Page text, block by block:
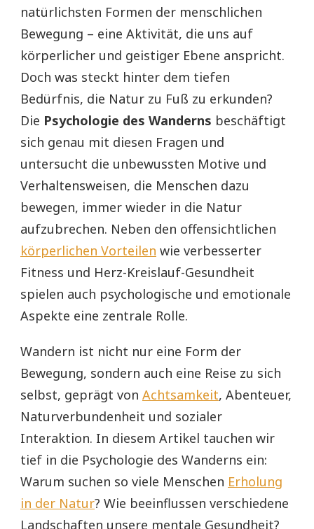
natürlichsten Formen der menschlichen
Bewegung – eine Aktivität, die uns auf
körperlicher und geistiger Ebene anspricht.
Doch was steckt hinter dem tiefen
Bedürfnis, die Natur zu Fuß zu erkunden?
Die Psychologie des Wanderns beschäftigt
sich genau mit diesen Fragen und
untersucht die unbewussten Motive und
Verhaltensweisen, die Menschen dazu
bewegen, immer wieder in die Natur
aufzubrechen. Neben den offensichtlichen
körperlichen Vorteilen wie verbesserter
Fitness und Herz-Kreislauf-Gesundheit
spielen auch psychologische und emotionale
Aspekte eine zentrale Rolle.
Wandern ist nicht nur eine Form der
Bewegung, sondern auch eine Reise zu sich
selbst, geprägt von Achtsamkeit, Abenteuer,
Naturverbundenheit und sozialer
Interaktion. In diesem Artikel tauchen wir
tief in die Psychologie des Wanderns ein:
Warum suchen so viele Menschen Erholung
in der Natur? Wie beeinflussen verschiedene
Landschaften unsere mentale Gesundheit?